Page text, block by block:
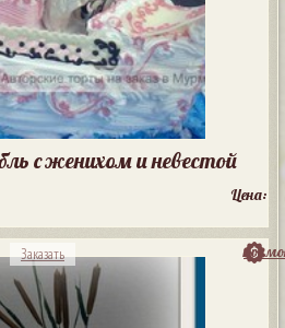
с женихом и невестой
Цена:
Заказать